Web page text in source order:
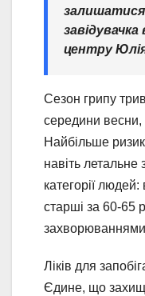
завідувачка
центру
Сезон грипу
середини весни,
Найбільше
навіть летальне
категорії людей:
старші за 60-65
Ліків для
Єдине, що